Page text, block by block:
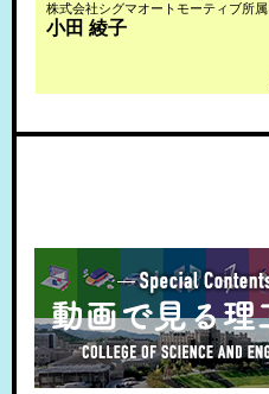
株式会社シグマオートモーティブ所属
小田 綾子